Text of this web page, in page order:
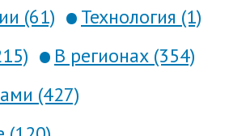
(61)
Технология (1)
В регионах (354)
(427)